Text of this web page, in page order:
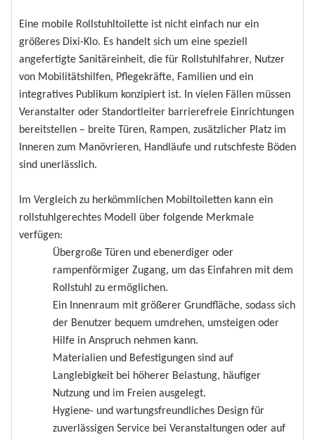
Eine mobile Rollstuhltoilette ist nicht einfach nur ein
größeres Dixi-Klo. Es handelt sich um eine speziell
angefertigte Sanitäreinheit, die für Rollstuhlfahrer, Nutzer
von Mobilitätshilfen, Pflegekräfte, Familien und ein
integratives Publikum konzipiert ist. In vielen Fällen müssen
Veranstalter oder Standortleiter barrierefreie Einrichtungen
bereitstellen – breite Türen, Rampen, zusätzlicher Platz im
Inneren zum Manövrieren, Handläufe und rutschfeste Böden
sind unerlässlich.
Im Vergleich zu herkömmlichen Mobiltoiletten kann ein
rollstuhlgerechtes Modell über folgende Merkmale
verfügen:
Übergroße Türen und ebenerdiger oder
rampenförmiger Zugang, um das Einfahren mit dem
Rollstuhl zu ermöglichen.
Ein Innenraum mit größerer Grundfläche, sodass sich
der Benutzer bequem umdrehen, umsteigen oder
Hilfe in Anspruch nehmen kann.
Materialien und Befestigungen sind auf
Langlebigkeit bei höherer Belastung, häufiger
Nutzung und im Freien ausgelegt.
Hygiene- und wartungsfreundliches Design für
zuverlässigen Service bei Veranstaltungen oder auf